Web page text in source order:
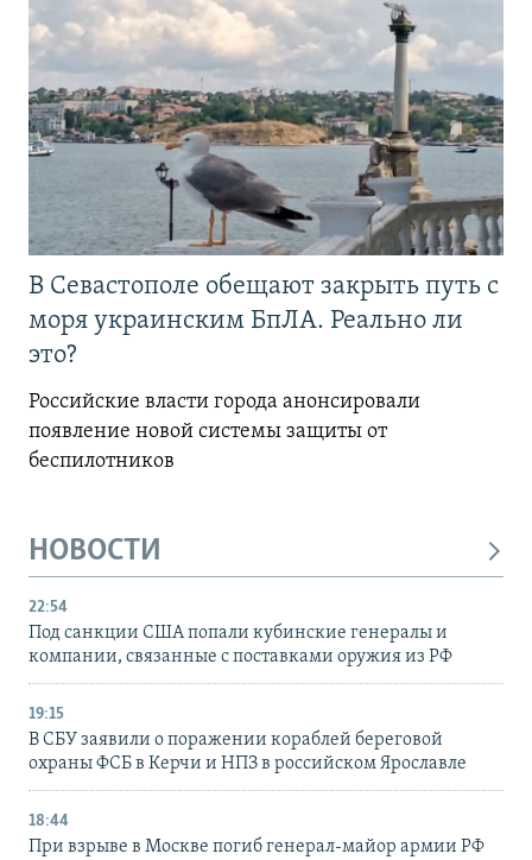
В Севастополе обещают закрыть путь с
моря украинским БпЛА. Реально ли
это?
Российские власти города анонсировали
появление новой системы защиты от
беспилотников
НОВОСТИ
22:54
Под санкции США попали кубинские генералы и
компании, связанные с поставками оружия из РФ
19:15
В СБУ заявили о поражении кораблей береговой
охраны ФСБ в Керчи и НПЗ в российском Ярославле
18:44
При взрыве в Москве погиб генерал-майор армии РФ